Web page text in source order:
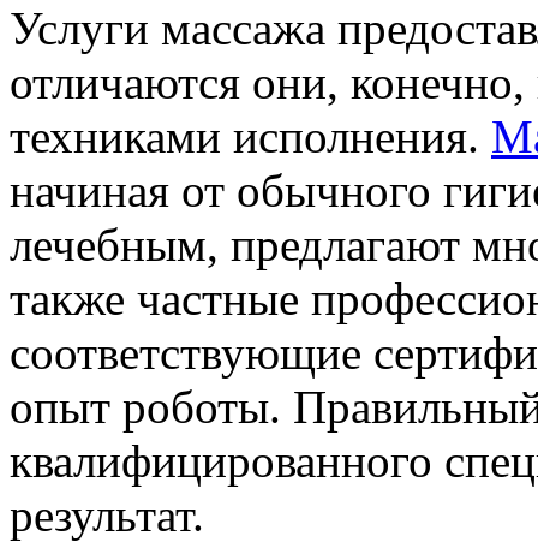
Услуги массажа
отличаются они,
техниками исполнения.
начиная от обычного
лечебным, предлагают
также частные
соответствующие
опыт роботы.
квалифицированного
результат.